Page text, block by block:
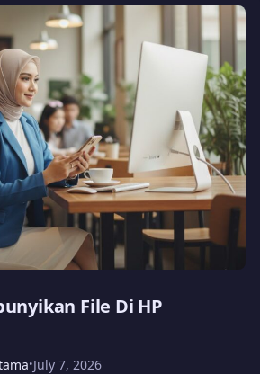
File Di HP
•July 7, 2026